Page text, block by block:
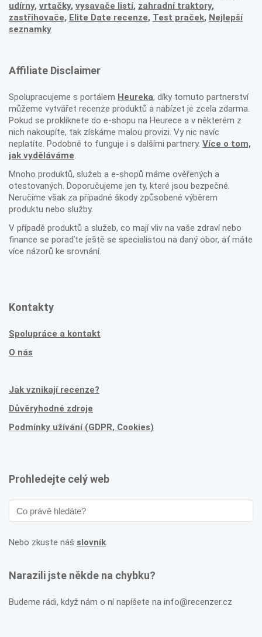
udírny, vrtačky, vysavače listí, zahradní traktory,
zastřihovače, Elite Date recenze, Test praček, Nejlepší
seznamky
Affiliate Disclaimer
Spolupracujeme s portálem Heureka, díky tomuto partnerství
můžeme vytvářet recenze produktů a nabízet je zcela zdarma.
Pokud se prokliknete do e-shopu na Heurece a v některém z
nich nakoupíte, tak získáme malou provizi. Vy nic navíc
neplatíte. Podobně to funguje i s dalšími partnery. Více o tom,
jak vyděláváme.
Mnoho produktů, služeb a e-shopů máme ověřených a
otestovaných. Doporučujeme jen ty, které jsou bezpečné.
Neručíme však za případné škody způsobené výběrem
produktu nebo služby.
V případě produktů a služeb, co mají vliv na vaše zdraví nebo
finance se poraďte ještě se specialistou na daný obor, ať máte
více názorů ke srovnání.
Kontakty
Spolupráce a kontakt
O nás
Jak vznikají recenze?
Důvěryhodné zdroje
Podmínky užívání (GDPR, Cookies)
Prohledejte celý web
Nebo zkuste náš slovník.
Narazili jste někde na chybku?
Budeme rádi, když nám o ní napíšete na info@recenzer.cz